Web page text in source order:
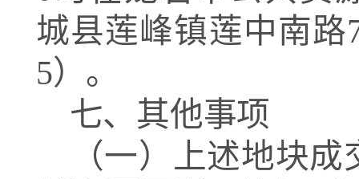
城县莲峰镇莲中南路
5）。
七、其他事项
（一）上述地块